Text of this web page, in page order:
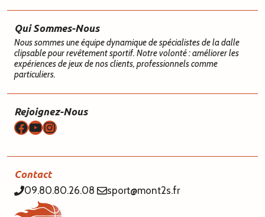
Qui Sommes-Nous
Nous sommes une équipe dynamique de spécialistes de la dalle
clipsable pour revêtement sportif. Notre volonté : améliorer les
expériences de jeux de nos clients, professionnels comme
particuliers.
Rejoignez-Nous
Facebook
YouTube
Instagram
Contact
09.80.80.26.08 sport@mont2s.fr